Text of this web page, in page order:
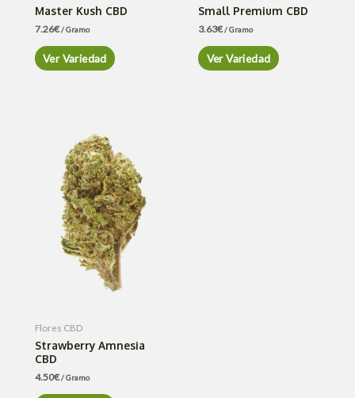
Master Kush CBD
7.26€/ Gramo
Ver Variedad
Small Premium CBD
3.63€/ Gramo
Ver Variedad
Flores CBD
Strawberry Amnesia
CBD
4.50€/ Gramo